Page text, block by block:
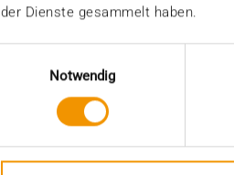
der Dienste gesammelt haben.
Notwendig